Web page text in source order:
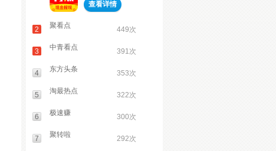
查看详情
2 聚看点 449次
3 中青看点 391次
4 东方头条 353次
5 淘最热点 322次
6 极速赚 300次
7 聚转啦 292次